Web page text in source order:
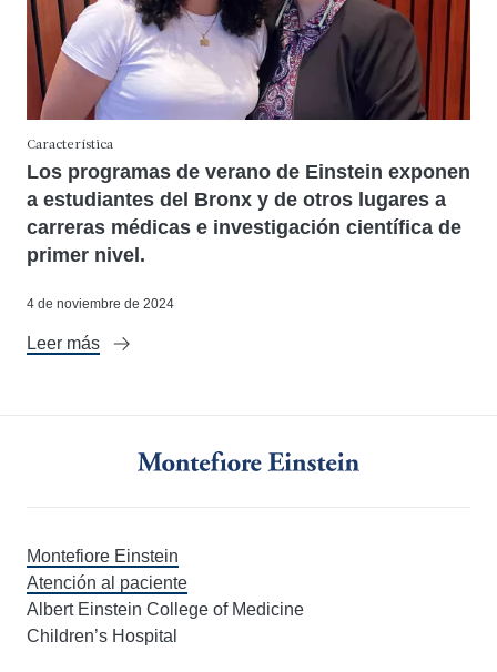
Característica
Los programas de verano de Einstein exponen
a estudiantes del Bronx y de otros lugares a
carreras médicas e investigación científica de
primer nivel.
4 de noviembre de 2024
Leer más
Montefiore Einstein
Atención al paciente
Albert Einstein College of Medicine
Children’s Hospital